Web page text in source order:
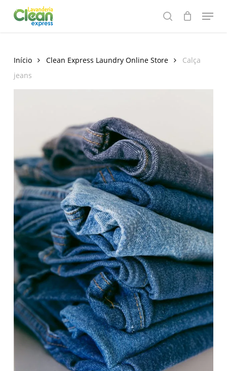
search
Menu
Início Clean Express Laundry Online Store
Calça
jeans